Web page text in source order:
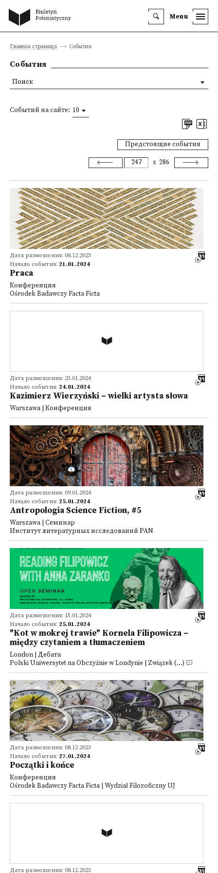
Menu
Главная страница События
События
Событий на сайте: 10
Предстоящие события
z 286
Дата размещения: 08.12.2023
Начало события: 21.01.2024
Praca
Конференция
Ośrodek Badawczy Facta Ficta
Дата размещения: 23.01.2024
Начало события: 24.01.2024
Kazimierz Wierzyński – wielki artysta słowa
Warszawa | Конференция
Дата размещения: 09.01.2024
Начало события: 25.01.2024
Antropologia Science Fiction, #5
Warszawa | Семинар
Институт литературных исследований PAN
Дата размещения: 15.01.2024
Начало события: 25.01.2024
"Kot w mokrej trawie" Kornela Filipowicza –
między czytaniem a tłumaczeniem
London | Дебата
Polski Uniwersytet na Obczyźnie w Londynie | Związek (...)
Дата размещения: 08.12.2023
Начало события: 27.01.2024
Początki i końce
Конференция
Ośrodek Badawczy Facta Ficta | Wydział Filozoficzny UJ
Дата размещения: 08.12.2023
Поиск